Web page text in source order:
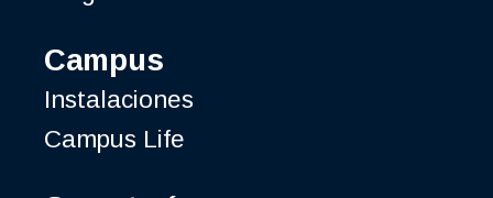
Campus
Instalaciones
Campus Life